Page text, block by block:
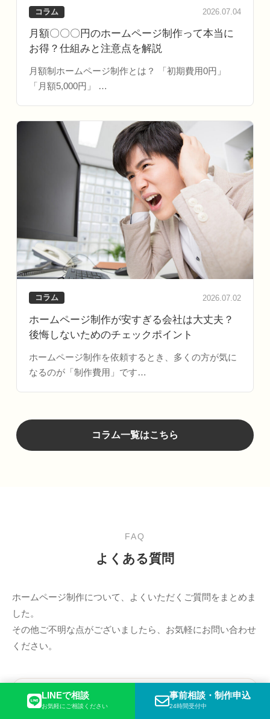
コラム 2026.07.04
月額〇〇〇円のホームページ制作って本当に
お得？仕組みと注意点を解説
月額制ホームページ制作とは？ 「初期費用0円」
「月額5,000円」 …
コラム 2026.07.02
ホームページ制作が安すぎる会社は大丈夫？
後悔しないためのチェックポイント
ホームページ制作を依頼するとき、多くの方が気に
なるのが「制作費用」です…
コラム一覧はこちら
FAQ
よくある質問
ホームページ制作について、よくいただくご質問をまとめま
した。
その他ご不明な点がございましたら、お気軽にお問い合わせ
ください。
Q
ホームページ制作が初めてでも大丈夫です
LINEで相談
お気軽にご相談ください
事前相談・制作申込
24時間受付中